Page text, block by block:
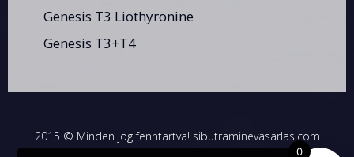
Genesis T3 Liothyronine
Genesis T3+T4
2015 © Minden jog fenntartva! sibutraminevasarlas.com
0